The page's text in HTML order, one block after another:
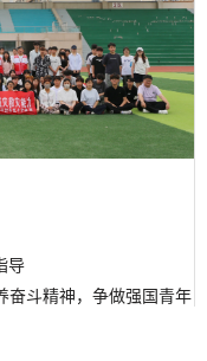
导
奋斗精神，争做强国青年